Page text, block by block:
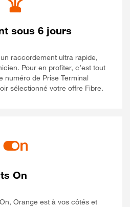
sous 6 jours
raccordement ultra rapide,
Pour en profiter, c’est tout
numéro de Prise Terminal
sélectionné votre offre Fibre.
On
Orange est à vos côtés et